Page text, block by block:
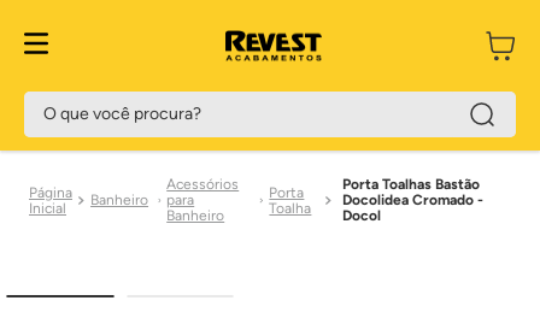
O que você procura?
Banheiro
Acessórios
para
Banheiro
Porta
Toalha
Porta Toalhas Bastão
Docolidea Cromado -
Docol